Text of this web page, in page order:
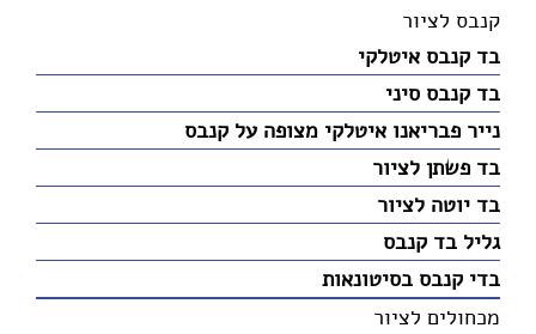
קנבס לציור
בד קנבס איטלקי
בד קנבס סיני
נייר פבריאנו איטלקי מצופה על קנבס
בד פשתן לציור
בד יוטה לציור
גליל בד קנבס
בדי קנבס בסיטונאות
מכחולים לציור